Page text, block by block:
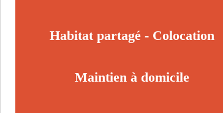
Habitat partagé - Colocation
Maintien à domicile